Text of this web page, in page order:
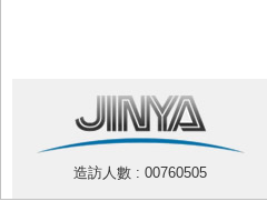
造訪人數 : 00760505